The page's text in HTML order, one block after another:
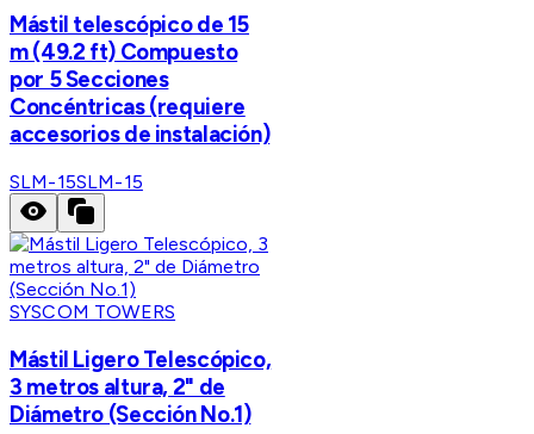
Mástil telescópico de 15
m (49.2 ft) Compuesto
por 5 Secciones
Concéntricas (requiere
accesorios de instalación)
SLM-15SLM-15
SYSCOM TOWERS
Mástil Ligero Telescópico,
3 metros altura, 2" de
Diámetro (Sección No.1)